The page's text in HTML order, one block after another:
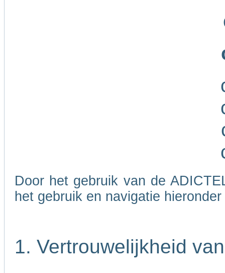
Door het gebruik van de
het gebruik en navigatie
1. Vertrouwelijkheid